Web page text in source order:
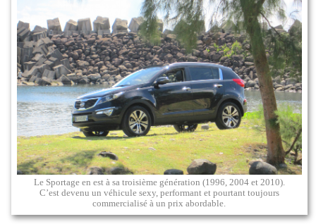
Le Sportage en est à sa troisième génération (1996, 2004 et 2010).
C’est devenu un véhicule sexy, performant et pourtant toujours
commercialisé à un prix abordable.